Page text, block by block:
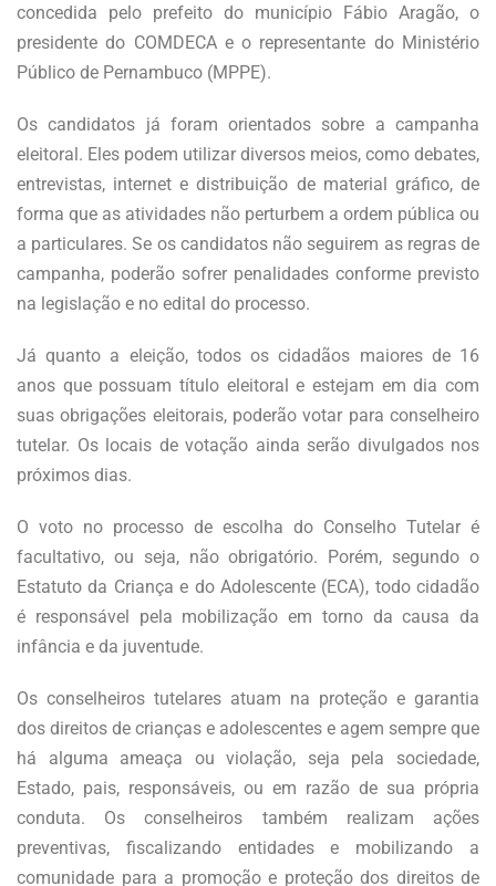
concedida pelo prefeito do município Fábio Aragão, o
presidente do COMDECA e o representante do Ministério
Público de Pernambuco (MPPE).
Os candidatos já foram orientados sobre a campanha
eleitoral. Eles podem utilizar diversos meios, como debates,
entrevistas, internet e distribuição de material gráfico, de
forma que as atividades não perturbem a ordem pública ou
a particulares. Se os candidatos não seguirem as regras de
campanha, poderão sofrer penalidades conforme previsto
na legislação e no edital do processo.
Já quanto a eleição, todos os cidadãos maiores de 16
anos que possuam título eleitoral e estejam em dia com
suas obrigações eleitorais, poderão votar para conselheiro
tutelar. Os locais de votação ainda serão divulgados nos
próximos dias.
O voto no processo de escolha do Conselho Tutelar é
facultativo, ou seja, não obrigatório. Porém, segundo o
Estatuto da Criança e do Adolescente (ECA), todo cidadão
é responsável pela mobilização em torno da causa da
infância e da juventude.
Os conselheiros tutelares atuam na proteção e garantia
dos direitos de crianças e adolescentes e agem sempre que
há alguma ameaça ou violação, seja pela sociedade,
Estado, pais, responsáveis, ou em razão de sua própria
conduta. Os conselheiros também realizam ações
preventivas, fiscalizando entidades e mobilizando a
comunidade para a promoção e proteção dos direitos de